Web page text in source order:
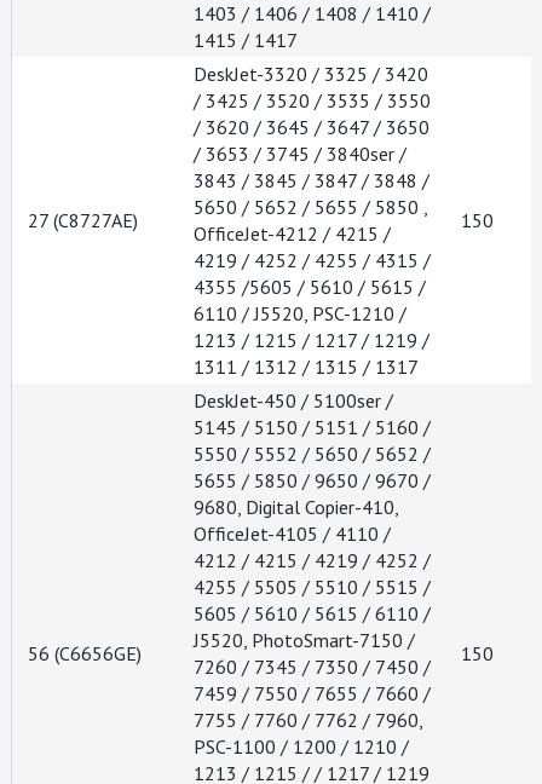
1403 / 1406 / 1408 / 1410 /
1415 / 1417
27 (C8727AE)
DeskJet-3320 / 3325 / 3420
/ 3425 / 3520 / 3535 / 3550
/ 3620 / 3645 / 3647 / 3650
/ 3653 / 3745 / 3840ser /
3843 / 3845 / 3847 / 3848 /
5650 / 5652 / 5655 / 5850 ,
OfficeJet-4212 / 4215 /
4219 / 4252 / 4255 / 4315 /
4355 /5605 / 5610 / 5615 /
6110 / J5520, PSC-1210 /
1213 / 1215 / 1217 / 1219 /
1311 / 1312 / 1315 / 1317
150
56 (C6656GE)
DeskJet-450 / 5100ser /
5145 / 5150 / 5151 / 5160 /
5550 / 5552 / 5650 / 5652 /
5655 / 5850 / 9650 / 9670 /
9680, Digital Copier-410,
OfficeJet-4105 / 4110 /
4212 / 4215 / 4219 / 4252 /
4255 / 5505 / 5510 / 5515 /
5605 / 5610 / 5615 / 6110 /
J5520, PhotoSmart-7150 /
7260 / 7345 / 7350 / 7450 /
7459 / 7550 / 7655 / 7660 /
7755 / 7760 / 7762 / 7960,
PSC-1100 / 1200 / 1210 /
1213 / 1215 / / 1217 / 1219
150